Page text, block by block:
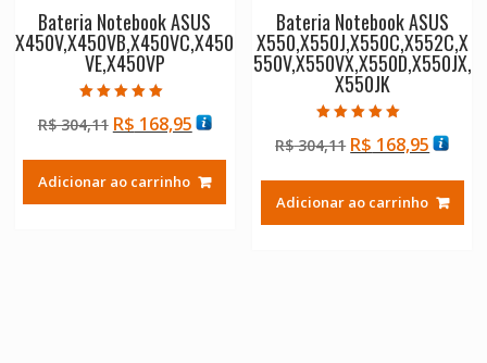
Bateria Notebook ASUS
X450V,X450VB,X450VC,X450
VE,X450VP
5.00
de 5
R$304,11 O
original
era:
R$ 168,95O
atual
é:
Adicionar ao carrinho
Bateria Notebook ASUS
X550,X550J,X550C,X552C,X
550V,X550VX,X550D,X550JX,
X550JK
5.00
de 5
R$304,11 O
original
era:
R$ 168,95O
atual
é:
Adicionar ao carrinho